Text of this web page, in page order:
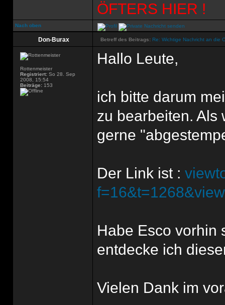
ÖFTERS HIER !
Nach oben
Don-Burax Betreff des Beitrags: Re: Wichtige Nachricht an die
Rottenmeister
Registriert: So 28. Sep
2008, 15:54
Beiträge: 153
Hallo Leute,
ich bitte darum
zu bearbeiten. Als
gerne
Der Link ist :
Habe Esco vorhin
entdecke ich
Vielen Dank im